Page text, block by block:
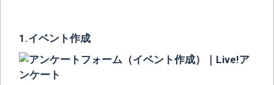
1.イベント作成